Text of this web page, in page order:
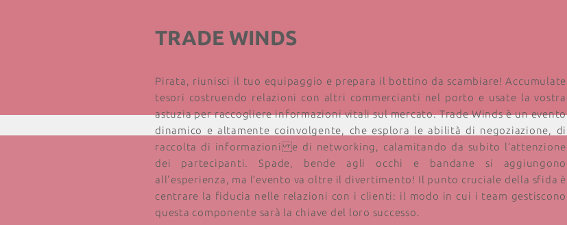
TRADE WINDS
Pirata, riunisci il tuo equipaggio e prepara il bottino da scambiare! Accumulate
tesori costruendo relazioni con altri commercianti nel porto e usate la vostra
astuzia per raccogliere informazioni vitali sul mercato. Trade Winds è un evento
dinamico e altamente coinvolgente, che esplora le abilità di negoziazione, di
raccolta di informazioni e di networking, calamitando da subito l’attenzione
dei partecipanti. Spade, bende agli occhi e bandane si aggiungono
all'esperienza, ma l’evento va oltre il divertimento! Il punto cruciale della sfida è
centrare la fiducia nelle relazioni con i clienti: il modo in cui i team gestiscono
questa componente sarà la chiave del loro successo.